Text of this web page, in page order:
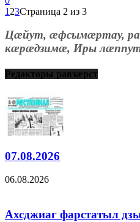
1 23Страница 2 из 3
Цæйут, æфсымæртау,
кæрæдзимæ, Иры
Редакторы равзæрст
07.08.2026
06.08.2026
Ахсджиаг фарстатыл